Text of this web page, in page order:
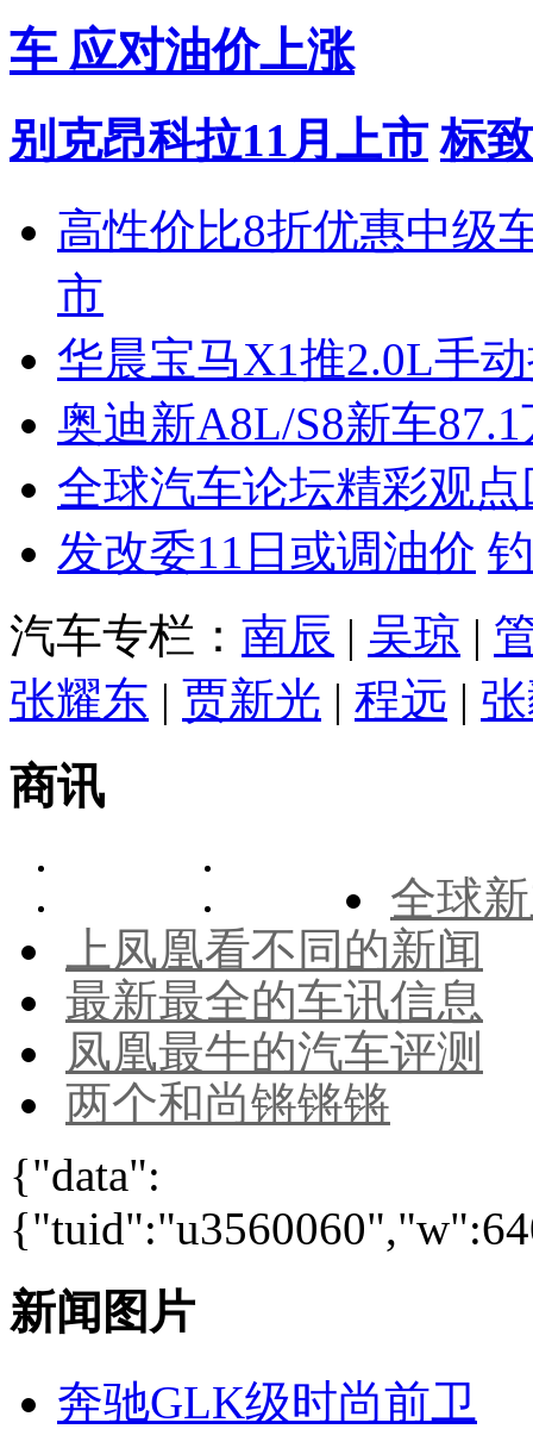
车 应对油价上涨
别克昂科拉11月上市 标
高性价比8折优惠中级
市
华晨宝马X1推2.0L手
奥迪新A8L/S8新车
全球汽车论坛精彩观点
发改委11日或调油价
汽车专栏： 南辰 | 吴琼 |
张耀东 | 贾新光 | 程远 |
商讯
全球
上凤凰看不同的新闻
最新最全的车讯信息
凤凰最牛的汽车评测
两个和尚锵锵锵
{"data":
新闻图片
奔驰GLK级时尚前卫